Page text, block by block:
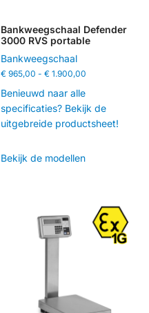
Bankweegschaal Defender
3000 RVS portable
Bankweegschaal
€965,00 - €1.900,00
Benieuwd naar alle
specificaties? Bekijk de
uitgebreide productsheet!
Bekijk de modellen